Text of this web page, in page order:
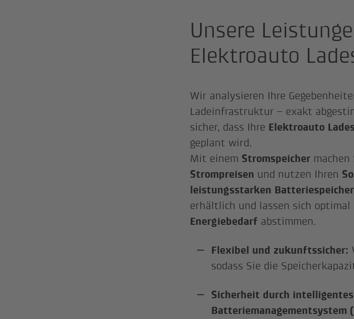
Unsere
Elektroauto
Wir analysieren Ihre
Ladeinfrastruktur – exakt
sicher, dass Ihre Elektroauto
geplant wird.
Mit einem Stromspeicher
Strompreisen und nutzen Ihren
leistungsstarken Batteriespeicher
erhältlich und lassen sich optimal
Energiebedarf abstimmen.
Flexibel und zukunftssicher:
sodass Sie die
Sicherheit durch
Batteriemanagementsystem